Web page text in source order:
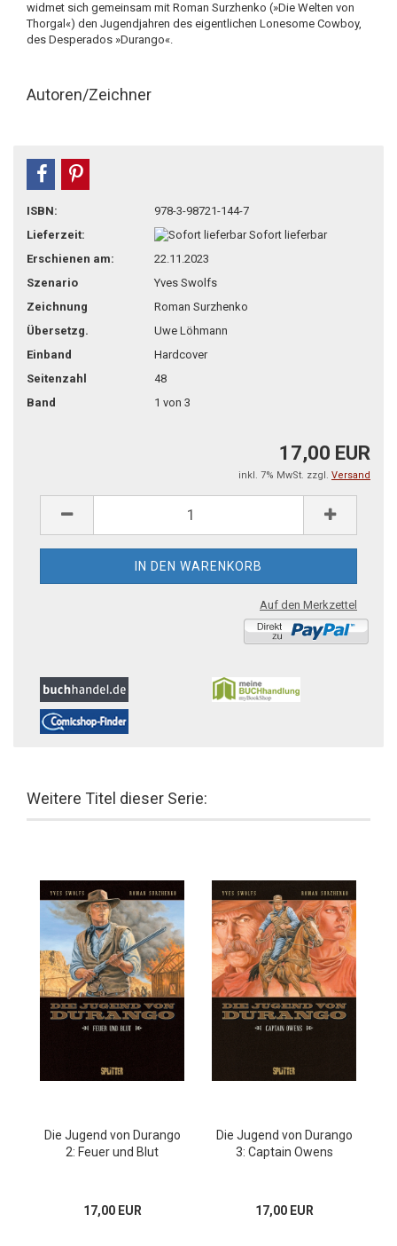
widmet sich gemeinsam mit Roman Surzhenko (»Die Welten von
Thorgal«) den Jugendjahren des eigentlichen Lonesome Cowboy,
des Desperados »Durango«.
Autoren/Zeichner
teilen
ISBN:
978-3-98721-144-7
Lieferzeit:
Sofort lieferbar
Erschienen am:
22.11.2023
Szenario
Yves Swolfs
Zeichnung
Roman Surzhenko
Übersetzg.
Uwe Löhmann
Einband
Hardcover
Seitenzahl
48
Band
1 von 3
17,00 EUR
inkl. 7% MwSt. zzgl. Versand
Auf den Merkzettel
Weitere Titel dieser Serie:
Die Jugend von Durango
2: Feuer und Blut
17,00 EUR
Die Jugend von Durango
3: Captain Owens
17,00 EUR